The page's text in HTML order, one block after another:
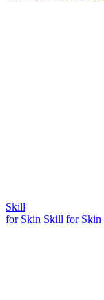
Skill
for Skin Skill for Skin